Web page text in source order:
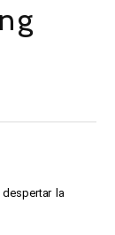
la